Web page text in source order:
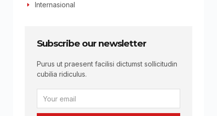
Internasional
Subscribe our newsletter
Purus ut praesent facilisi dictumst sollicitudin
cubilia ridiculus.